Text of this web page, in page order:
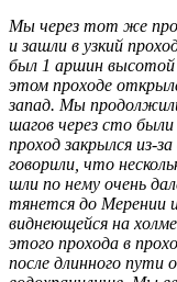
Мы через тот же
и зашли в узкий
был 1 аршин высотой
этом проходе
запад. Мы
шагов через сто
проход закрылся из-
говорили, что
шли по нему очень
тянется до Ме­рении
виднеющейся на
этого прохода в
после длинного пути